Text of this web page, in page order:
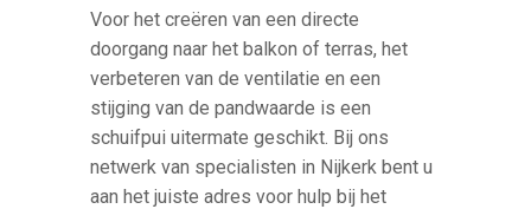
Voor het creëren van een directe
doorgang naar het balkon of terras, het
verbeteren van de ventilatie en een
stijging van de pandwaarde is een
schuifpui uitermate geschikt. Bij ons
netwerk van specialisten in Nijkerk bent u
aan het juiste adres voor hulp bij het